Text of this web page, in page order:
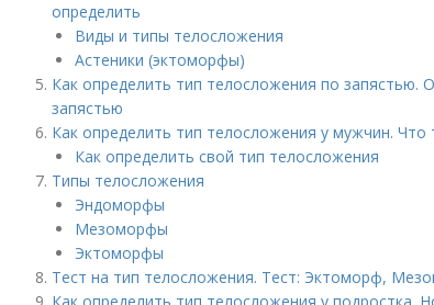
определить
Виды и типы телосложения
Астеники (эктоморфы)
Как определить тип телосложения по запястью.
запястью
Как определить тип телосложения у мужчин. Что
Как определить свой тип телосложения
Типы телосложения
Эндоморфы
Мезоморфы
Эктоморфы
Тест на тип телосложения. Тест: Эктоморф,